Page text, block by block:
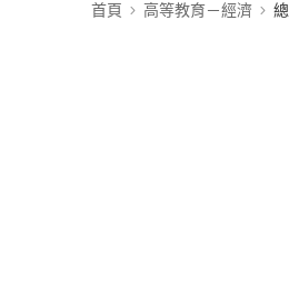
首頁 高等教育－經濟